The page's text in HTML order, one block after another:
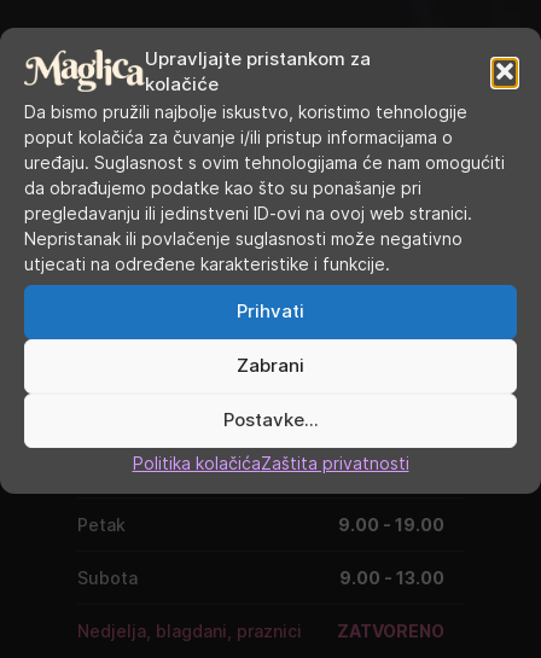
Upravljajte pristankom za
kolačiće
Da bismo pružili najbolje iskustvo, koristimo tehnologije
poput kolačića za čuvanje i/ili pristup informacijama o
uređaju. Suglasnost s ovim tehnologijama će nam omogućiti
da obrađujemo podatke kao što su ponašanje pri
pregledavanju ili jedinstveni ID-ovi na ovoj web stranici.
Nepristanak ili povlačenje suglasnosti može negativno
utjecati na određene karakteristike i funkcije.
Prihvati
Zabrani
Postavke...
Politika kolačićaZaštita privatnosti
RADNO VRIJEME
Četvrtak 9.00 - 16.00
Petak 9.00 - 19.00
Subota 9.00 - 13.00
Nedjelja, blagdani, praznici ZATVORENO